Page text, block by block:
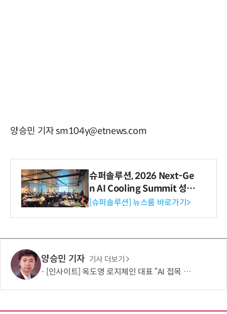
양승민 기자 sm104y@etnews.com
슈퍼솔루션, 2026 Next-Ge
n AI Cooling Summit 성황
리 성료
[슈퍼솔루션] 뉴스룸 바로가기>
양승민 기자 기사 더보기
[인사이트] 옥도영 로지체인 대표 “AI 접목 다중분광 기술로 글로벌 비전분석 시장 도전”